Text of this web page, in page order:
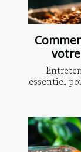
essentiel